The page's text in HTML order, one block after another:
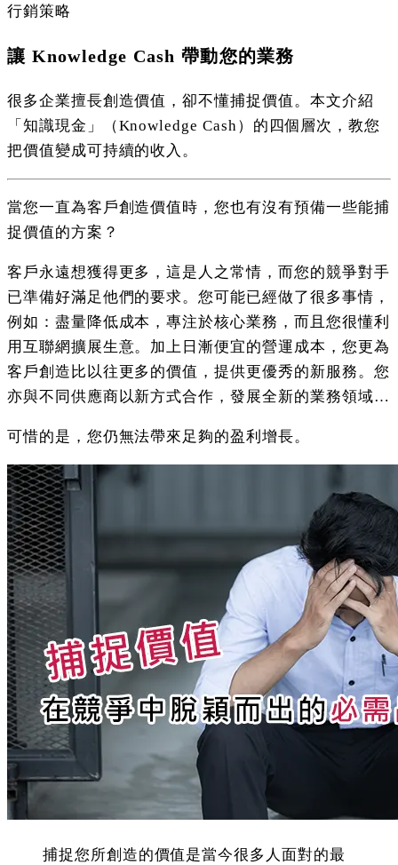
行銷策略
讓 Knowledge Cash 帶動您的業務
很多企業擅長創造價值，卻不懂捕捉價值。本文介紹
「知識現金」（Knowledge Cash）的四個層次，教您
把價值變成可持續的收入。
當您一直為客戶創造價值時，您也有沒有預備一些能捕
捉價值的方案？
客戶永遠想獲得更多，這是人之常情，而您的競爭對手
已準備好滿足他們的要求。您可能已經做了很多事情，
例如：盡量降低成本，專注於核心業務，而且您很懂利
用互聯網擴展生意。加上日漸便宜的營運成本，您更為
客戶創造比以往更多的價值，提供更優秀的新服務。您
亦與不同供應商以新方式合作，發展全新的業務領域…
可惜的是，您仍無法帶來足夠的盈利增長。
捕捉您所創造的價值是當今很多人面對的最